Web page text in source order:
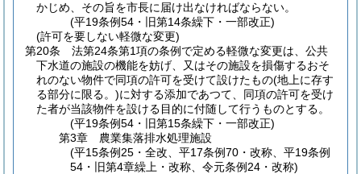
かじめ、その旨を市長に届け出なければならない。
(平19条例54・旧第14条繰下・一部改正)
(許可を要しない軽微な変更)
第20条
法第24条第1項の条例で定める軽微な変更は、公共
下水道の施設の機能を妨げ、又はその施設を損傷するおそ
れのない物件で同項の許可を受けて設けたもの(地上に存す
る部分に限る。)に対する添加であつて、同項の許可を受け
た者が当該物件を設ける目的に付随して行うものとする。
(平19条例54・旧第15条繰下・一部改正)
第3章
農業集落排水処理施設
(平15条例25・全改、平17条例70・改称、平19条例
54・旧第4章繰上・改称、令元条例24・改称)